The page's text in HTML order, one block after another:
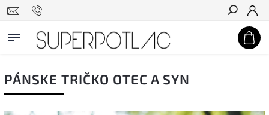
Hľadať
PÁNSKE TRIČKO OTEC A SYN